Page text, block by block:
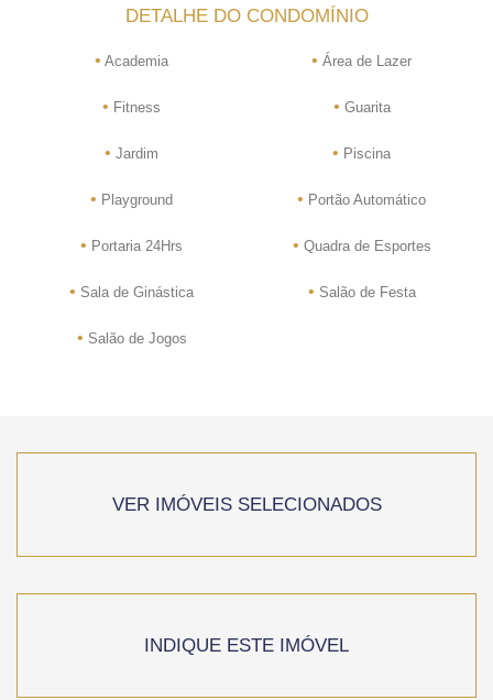
DETALHE DO CONDOMÍNIO
• Academia • Área de Lazer
• Fitness • Guarita
• Jardim • Piscina
• Playground • Portão Automático
• Portaria 24Hrs • Quadra de Esportes
• Sala de Ginástica • Salão de Festa
• Salão de Jogos
VER IMÓVEIS SELECIONADOS
INDIQUE ESTE IMÓVEL